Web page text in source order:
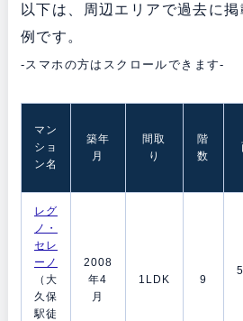
以下は、周辺エリアで過去に
例です。
-スマホの方はスクロールできます-
マン
ショ
ン名
築年
月
間取
り
階
数
レグ
ノ・
セレ
ーノ
（大
久保
駅徒
2008
年4
月
1LDK 9